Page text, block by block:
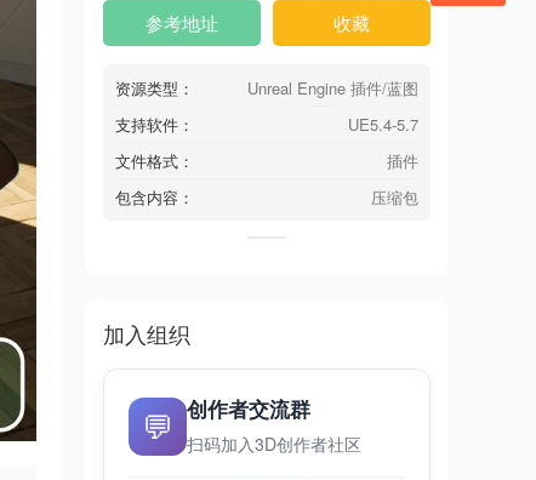
参考地址 收藏
资源类型：
Unreal Engine 插件/蓝图
支持软件：
UE5.4-5.7
文件格式：
插件
包含内容：
压缩包
加入组织
💬
创作者交流群
扫码加入3D创作者社区